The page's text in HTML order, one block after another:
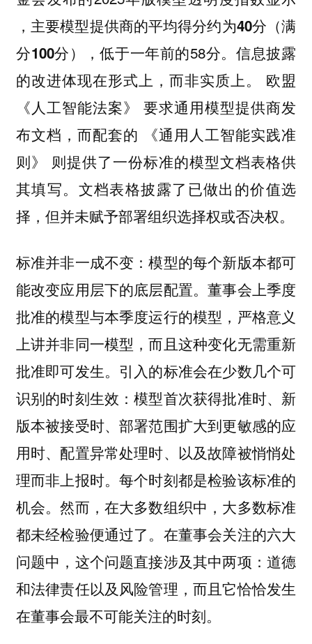
，主要模型提供商的平均得分约为40分（满
分100分）
，低于一年前的58分。信息披露
的改进体现在形式上，而非实质上。 欧盟
《人工智能法案》 要求通用模型提供商发
布文档，而配套的 《通用人工智能实践准
则》 则提供了一份标准的模型文档表格供
其填写。文档表格披露了已做出的价值选
择，但并未赋予部署组织选择权或否决权。
标准并非一成不变：模型的每个新版本都可
能改变应用层下的底层配置。董事会上季度
批准的模型与本季度运行的模型，严格意义
上讲并非同一模型，而且这种变化无需重新
批准即可发生。引入的标准会在少数几个可
识别的时刻生效：模型首次获得批准时、新
版本被接受时、部署范围扩大到更敏感的应
用时、配置异常处理时、以及故障被悄悄处
理而非上报时。每个时刻都是检验该标准的
机会。然而，在大多数组织中，大多数标准
都未经检验便通过了。在董事会关注的六大
问题中，这个问题直接涉及其中两项：道德
和法律责任以及风险管理，而且它恰恰发生
在董事会最不可能关注的时刻。